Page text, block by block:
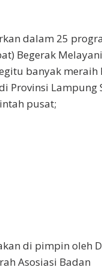
dalam 25
Begerak
banyak meraih
Provinsi Lampung
pusat;
di pimpin oleh
Asosiasi Badan